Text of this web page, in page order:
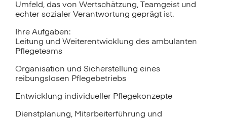
Umfeld, das von Wertschätzung, Teamgeist und
echter sozialer Verantwortung geprägt ist.
Ihre Aufgaben:
Leitung und Weiterentwicklung des ambulanten
Pflegeteams
Organisation und Sicherstellung eines
reibungslosen Pflegebetriebs
Entwicklung individueller Pflegekonzepte
Dienstplanung, Mitarbeiterführung und